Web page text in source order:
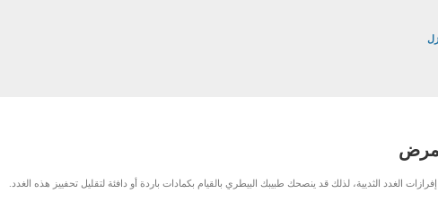
الغدد الثديية، لذلك قد ينصحك طبيبك البيطري بالقيام بكمادات باردة أو دافئة لتقليل تحفييز هذه الغدد.